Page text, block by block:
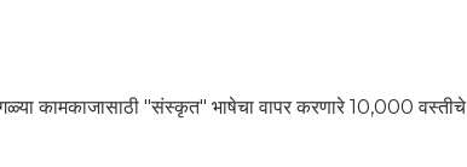
कामकाजासाठी "संस्कृत" भाषेचा वापर करणारे 10,000